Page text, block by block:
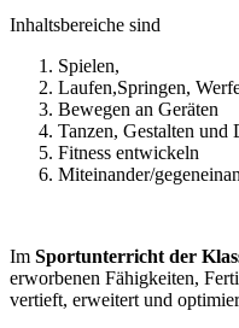
Inhaltsbereiche sind
Spielen,
Laufen,Springen,
Bewegen an Geräten
Tanzen, Gestalten und
Fitness entwickeln
Miteinander/
Im Sportunterricht der
erworbenen Fähigkeiten,
vertieft, erweitert und